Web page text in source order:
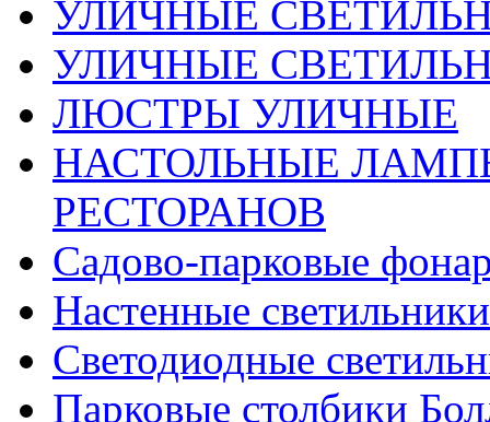
УЛИЧНЫЕ
УЛИЧНЫЕ
ЛЮСТРЫ УЛИЧНЫЕ
НАСТОЛЬНЫЕ
РЕСТОРАНОВ
Садово-парковые
Настенные светильники
Светодиодные
Парковые столбики